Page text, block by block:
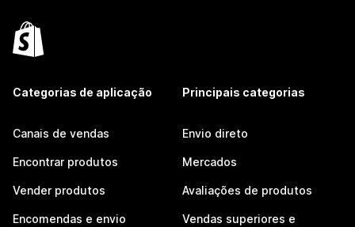
Categorias de aplicação
Canais de vendas
Encontrar produtos
Vender produtos
Encomendas e envio
Principais categorias
Envio direto
Mercados
Avaliações de produtos
Vendas superiores e